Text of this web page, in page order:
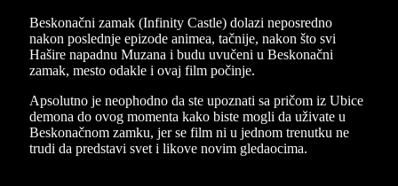
Beskonačni zamak (Infinity Castle) dolazi neposredno
nakon poslednje epizode animea, tačnije, nakon što svi
Hašire napadnu Muzana i budu uvučeni u Beskonačni
zamak, mesto odakle i ovaj film počinje.
Apsolutno je neophodno da ste upoznati sa pričom iz Ubice
demona do ovog momenta kako biste mogli da uživate u
Beskonačnom zamku, jer se film ni u jednom trenutku ne
trudi da predstavi svet i likove novim gledaocima.